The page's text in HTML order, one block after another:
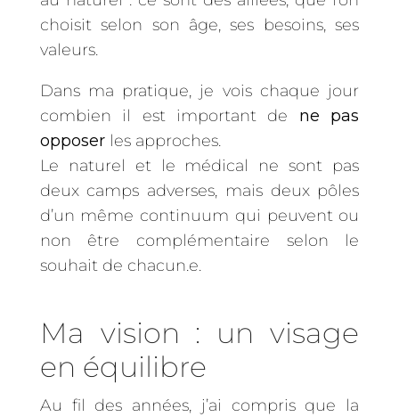
choisit selon son âge, ses besoins, ses
valeurs.
Dans ma pratique, je vois chaque jour
combien il est important de ne pas
opposerles approches.
Le naturel et le médical ne sont pas
deux camps adverses, mais deux pôles
d’un même continuum qui peuvent ou
non être complémentaire selon le
souhait de chacun.e.
Ma vision : un visage
en équilibre
Au fil des années, j’ai compris que la